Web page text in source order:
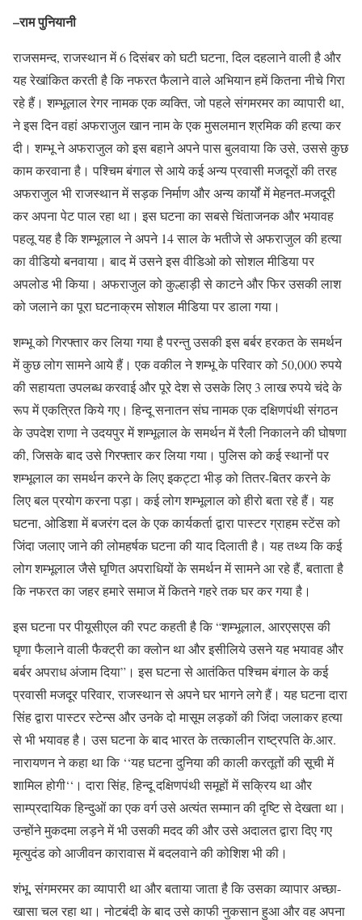
–राम पुनियानी
राजसमन्द, राजस्थान में 6 दिसंबर को घटी घटना, दिल दहलाने वाली है और
यह रेखांकित करती है कि नफरत फैलाने वाले अभियान हमें कितना नीचे गिरा
रहे हैं। शम्भूलाल रेगर नामक एक व्यक्ति, जो पहले संगमरमर का व्यापारी था,
ने इस दिन वहां अफराजुल खान नाम के एक मुसलमान श्रमिक की हत्या कर
दी। शम्भू ने अफराजुल को इस बहाने अपने पास बुलवाया कि उसे, उससे कुछ
काम करवाना है। पश्चिम बंगाल से आये कई अन्य प्रवासी मजदूरों की तरह
अफराजुल भी राजस्थान में सड़क निर्माण और अन्य कार्यों में मेहनत-मजदूरी
कर अपना पेट पाल रहा था। इस घटना का सबसे चिंताजनक और भयावह
पहलू यह है कि शम्भूलाल ने अपने 14 साल के भतीजे से अफराजुल की हत्या
का वीडियो बनवाया। बाद में उसने इस वीडिओ को सोशल मीडिया पर
अपलोड भी किया। अफराजुल को कुल्हाड़ी से काटने और फिर उसकी लाश
को जलाने का पूरा घटनाक्रम सोशल मीडिया पर डाला गया।
शम्भू को गिरफ्तार कर लिया गया है परन्तु उसकी इस बर्बर हरकत के समर्थन
में कुछ लोग सामने आये हैं। एक वकील ने शम्भू के परिवार को 50,000 रुपये
की सहायता उपलब्ध करवाई और पूरे देश से उसके लिए 3 लाख रुपये चंदे के
रूप में एकत्रित किये गए। हिन्दू सनातन संघ नामक एक दक्षिणपंथी संगठन
के उपदेश राणा ने उदयपुर में शम्भूलाल के समर्थन में रैली निकालने की घोषणा
की, जिसके बाद उसे गिरफ्तार कर लिया गया। पुलिस को कई स्थानों पर
शम्भूलाल का समर्थन करने के लिए इकट्टा भीड़ को तितर-बितर करने के
लिए बल प्रयोग करना पड़ा। कई लोग शम्भूलाल को हीरो बता रहे हैं। यह
घटना, ओडिशा में बजरंग दल के एक कार्यकर्ता द्वारा पास्टर ग्राहम स्टेंस को
जिंदा जलाए जाने की लोमहर्षक घटना की याद दिलाती है। यह तथ्य कि कई
लोग शम्भूलाल जैसे घृणित अपराधियों के समर्थन में सामने आ रहे हैं, बताता है
कि नफरत का जहर हमारे समाज में कितने गहरे तक घर कर गया है।
इस घटना पर पीयूसीएल की रपट कहती है कि “शम्भूलाल, आरएसएस की
घृणा फैलाने वाली फैक्ट्री का क्लोन था और इसीलिये उसने यह भयावह और
बर्बर अपराध अंजाम दिया”। इस घटना से आतंकित पश्चिम बंगाल के कई
प्रवासी मजदूर परिवार, राजस्थान से अपने घर भागने लगे हैं। यह घटना दारा
सिंह द्वारा पास्टर स्टेन्स और उनके दो मासूम लड़कों की जिंदा जलाकर हत्या
से भी भयावह है। उस घटना के बाद भारत के तत्कालीन राष्ट्रपति के.आर.
नारायणन ने कहा था कि ‘‘यह घटना दुनिया की काली करतूतों की सूची में
शामिल होगी‘‘। दारा सिंह, हिन्दू दक्षिणपंथी समूहों में सक्रिय था और
साम्प्रदायिक हिन्दुओं का एक वर्ग उसे अत्यंत सम्मान की दृष्टि से देखता था।
उन्होंने मुकदमा लड़ने में भी उसकी मदद की और उसे अदालत द्वारा दिए गए
मृत्युदंड को आजीवन कारावास में बदलवाने की कोशिश भी की।
शंभू, संगमरमर का व्यापारी था और बताया जाता है कि उसका व्यापार अच्छा-
खासा चल रहा था। नोटबंदी के बाद उसे काफी नुकसान हुआ और वह अपना